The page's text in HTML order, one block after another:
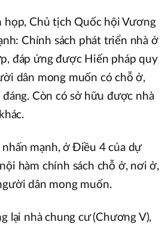
họp, Chủ tịch Quốc hội Vương
Chính sách phát triển nhà ở
đáp ứng được Hiến pháp quy
dân mong muốn có chỗ ở,
Còn có sở hữu được nhà
mạnh, ở Điều 4 của dự
hàm chính sách chỗ ở, nơi ở,
dân mong muốn.
lại nhà chung cư (Chương V),